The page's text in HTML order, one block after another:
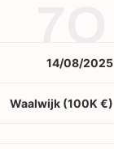
14/08/2025
Waalwijk (100K €)